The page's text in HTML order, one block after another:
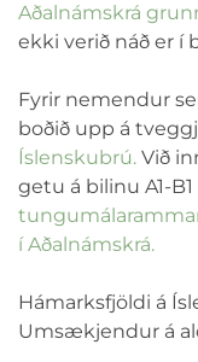
Aðalnámskrá
ekki verið náð er í
Fyrir nemendur
boðið upp á
Íslenskubrú. Við
getu á bilinu A1-B1
í Aðalnámskrá.
Hámarksfjöldi á
Umsækjendur á